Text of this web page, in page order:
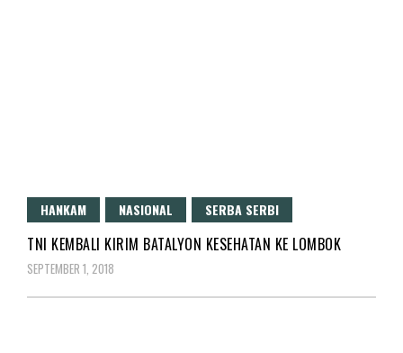
HANKAM NASIONAL SERBA SERBI
TNI KEMBALI KIRIM BATALYON KESEHATAN KE LOMBOK
SEPTEMBER 1, 2018